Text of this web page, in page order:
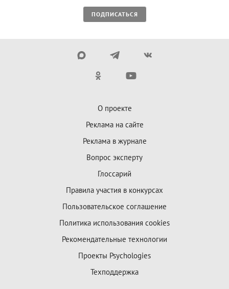
ПОДПИСАТЬСЯ
О проекте
Реклама на сайте
Реклама в журнале
Вопрос эксперту
Глоссарий
Правила участия в конкурсах
Пользовательское соглашение
Политика использования cookies
Рекомендательные технологии
Проекты Psychologies
Техподдержка